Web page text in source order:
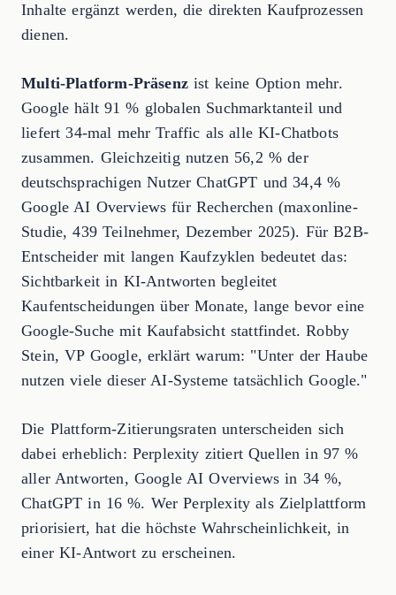
Inhalte ergänzt werden, die direkten Kaufprozessen
dienen.
Multi-Platform-Präsenzist keine Option mehr.
Google hält 91 % globalen Suchmarktanteil und
liefert 34-mal mehr Traffic als alle KI-Chatbots
zusammen. Gleichzeitig nutzen 56,2 % der
deutschsprachigen Nutzer ChatGPT und 34,4 %
Google AI Overviews für Recherchen (maxonline-
Studie, 439 Teilnehmer, Dezember 2025). Für B2B-
Entscheider mit langen Kaufzyklen bedeutet das:
Sichtbarkeit in KI-Antworten begleitet
Kaufentscheidungen über Monate, lange bevor eine
Google-Suche mit Kaufabsicht stattfindet. Robby
Stein, VP Google, erklärt warum: "Unter der Haube
nutzen viele dieser AI-Systeme tatsächlich Google."
Die Plattform-Zitierungsraten unterscheiden sich
dabei erheblich: Perplexity zitiert Quellen in 97 %
aller Antworten, Google AI Overviews in 34 %,
ChatGPT in 16 %. Wer Perplexity als Zielplattform
priorisiert, hat die höchste Wahrscheinlichkeit, in
einer KI-Antwort zu erscheinen.